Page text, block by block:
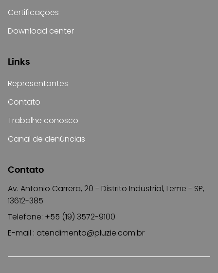
Certificações
Download center
Links
Representantes
Contato
Trabalhe conosco
Canal de denúncias
Contato
Av. Antonio Carrera, 20 - Distrito Industrial, Leme - SP,
13612-385
Telefone: +55 (19) 3572-9100
E-mail : atendimento@pluzie.com.br